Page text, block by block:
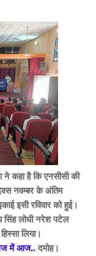
ने कहा है कि एनसीसी की
नवम्बर के अंतिम
इसी रविवार को हुई।
सिंह लोधी नरेश पटेल
लिया।
में आज.. दमोह।